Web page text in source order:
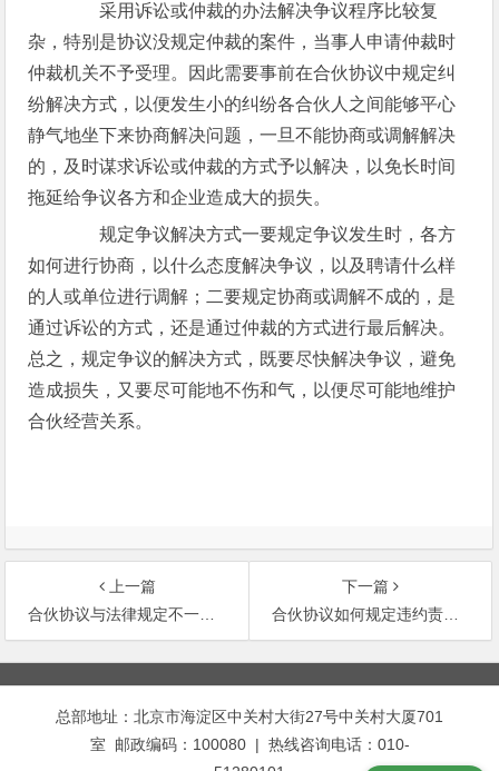
采用诉讼或仲裁的办法解决争议程序比较复
杂，特别是协议没规定仲裁的案件，当事人申请仲裁时
仲裁机关不予受理。因此需要事前在合伙协议中规定纠
纷解决方式，以便发生小的纠纷各合伙人之间能够平心
静气地坐下来协商解决问题，一旦不能协商或调解解决
的，及时谋求诉讼或仲裁的方式予以解决，以免长时间
拖延给争议各方和企业造成大的损失。
规定争议解决方式一要规定争议发生时，各方
如何进行协商，以什么态度解决争议，以及聘请什么样
的人或单位进行调解；二要规定协商或调解不成的，是
通过诉讼的方式，还是通过仲裁的方式进行最后解决。
总之，规定争议的解决方式，既要尽快解决争议，避免
造成损失，又要尽可能地不伤和气，以便尽可能地维护
合伙经营关系。
上一篇
合伙协议与法律规定不一致时如何处理？
下一篇
合伙协议如何规定违约责任？
文
章
总部地址：北京市海淀区中关村大街27号中关村大厦701
室 邮政编码：100080 | 热线咨询电话：010-